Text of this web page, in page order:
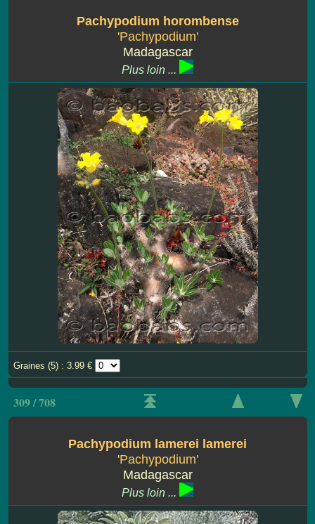
Pachypodium horombense
'Pachypodium'
Madagascar
Plus loin ...
Graines (5) : 3.99 €
309 / 708
Pachypodium lamerei lamerei
'Pachypodium'
Madagascar
Plus loin ...